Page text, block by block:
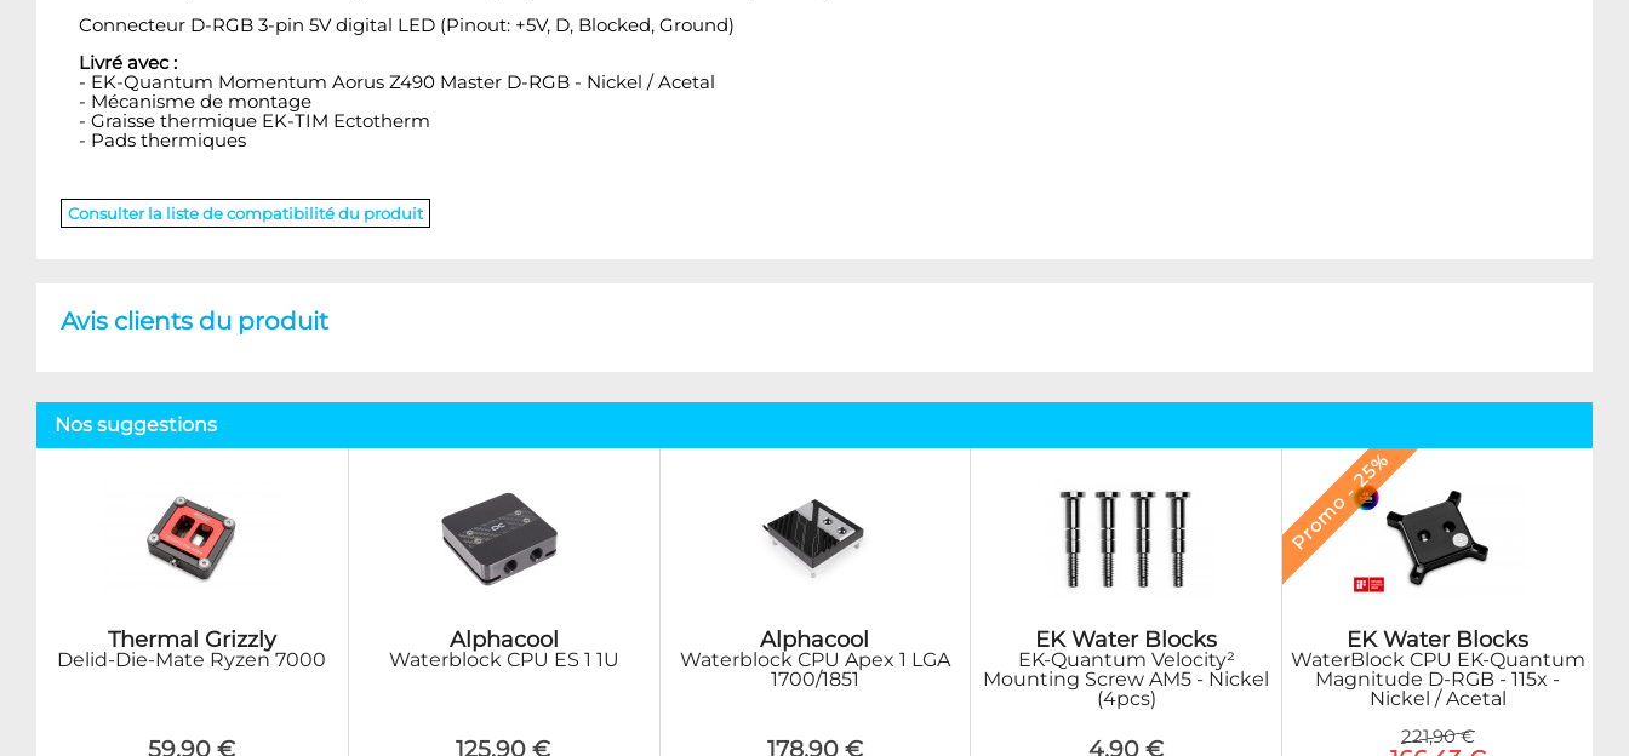
Connecteur D-RGB 3-pin 5V digital LED (Pinout: +5V, D, Blocked, Ground)
Livré avec :
- EK-Quantum Momentum Aorus Z490 Master D-RGB - Nickel / Acetal
- Mécanisme de montage
- Graisse thermique EK-TIM Ectotherm
- Pads thermiques
Consulter la liste de compatibilité du produit
Avis clients du produit
Nos suggestions
Thermal Grizzly
Delid-Die-Mate Ryzen 7000
59,90 €
Alphacool
Waterblock CPU ES 1 1U
125,90 €
Alphacool
Waterblock CPU Apex 1 LGA
1700/1851
178,90 €
EK Water Blocks
EK-Quantum Velocity²
Mounting Screw AM5 - Nickel
(4pcs)
4,90 €
Promo - 25%
EK Water Blocks
WaterBlock CPU EK-Quantum
Magnitude D-RGB - 115x -
Nickel / Acetal
221,90 €